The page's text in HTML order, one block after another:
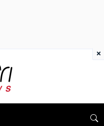
×